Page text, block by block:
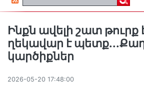
Ինքն ավելի շատ թուրք
ղեկավար է
կարծիքներ
2026-05-20 17:48:00